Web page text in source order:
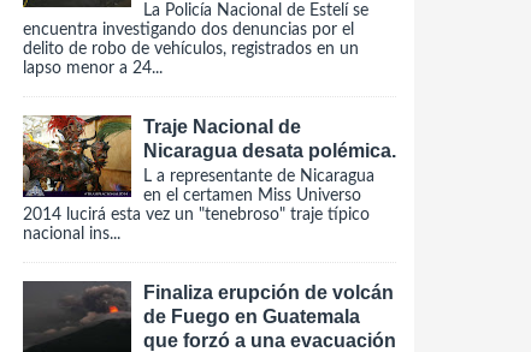
La Policía Nacional de Estelí se
encuentra investigando dos denuncias por el
delito de robo de vehículos, registrados en un
lapso menor a 24...
Traje Nacional de
Nicaragua desata polémica.
L a representante de Nicaragua
en el certamen Miss Universo
2014 lucirá esta vez un "tenebroso" traje típico
nacional ins...
Finaliza erupción de volcán
de Fuego en Guatemala
que forzó a una evacuación